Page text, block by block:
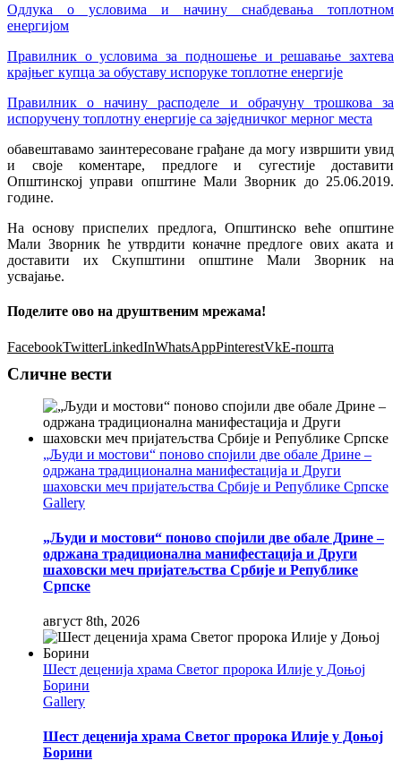
Одлука о условима и начину снабдевања топлотном
енергијом
Правилник о условима за подношење и решавање захтева
крајњег купца за обуставу испоруке топлотне енергије
Правилник о начину расподеле и обрачуну трошкова за
испоручену топлотну енергије са заједничког мерног места
обавештавамо заинтересоване грађане да могу извршити увид
и своје коментаре, предлоге и сугестије доставити
Општинској управи општине Мали Зворник до 25.06.2019.
године.
На основу приспелих предлога, Општинско веће општине
Мали Зворник ће утврдити коначне предлоге ових аката и
доставити их Скупштини општине Мали Зворник на
усвајање.
Поделите ово на друштвеним мрежама!
FacebookTwitterLinkedInWhatsAppPinterestVkЕ-пошта
Сличне вести
„Људи и мостови“ поново спојили две обале Дрине –
одржана традиционална манифестација и Други
шаховски меч пријатељства Србије и Републике Српске
Gallery
„Људи и мостови“ поново спојили две обале Дрине –
одржана традиционална манифестација и Други
шаховски меч пријатељства Србије и Републике
Српске
август 8th, 2026
Шест деценија храма Светог пророка Илије у Доњој
Борини
Gallery
Шест деценија храма Светог пророка Илије у Доњој
Борини